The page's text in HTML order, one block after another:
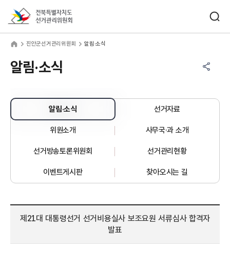
진안군선거관리위원회 알림·소식
알림·소식
알림·소식 선거자료
위원소개 사무국·과 소개
선거방송토론위원회 선거관리현황
이벤트게시판 찾아오시는 길
제21대 대통령선거 선거비용실사 보조요원 서류심사 합격자
발표